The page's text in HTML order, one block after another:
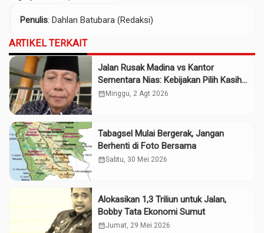
Penulis: Dahlan Batubara (Redaksi)
ARTIKEL TERKAIT
Jalan Rusak Madina vs Kantor
Sementara Nias: Kebijakan Pilih Kasih
Gubsu
calendar_month Minggu, 2 Agt 2026
Tabagsel Mulai Bergerak, Jangan
Berhenti di Foto Bersama
calendar_monthSabtu, 30 Mei 2026
Alokasikan 1,3 Triliun untuk Jalan,
Bobby Tata Ekonomi Sumut
calendar_monthJumat, 29 Mei 2026